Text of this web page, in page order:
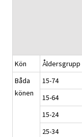
Kön
Åldersgrupp
Båda
könen
15-74
15-64
15-24
25-34